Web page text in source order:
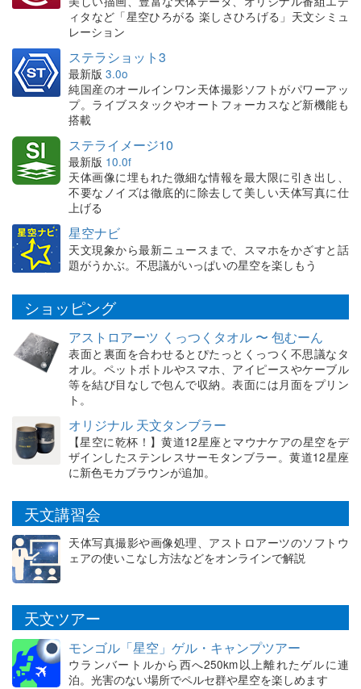
ィタなど「星空ひろがる 楽しさひろげる」天文シミュ
レーション
ステラショット3
最新版 3.0o
純国産のオールインワン天体撮影ソフトがパワーアッ
プ。ライブスタックやオートフォーカスなど新機能も
搭載
ステライメージ10
最新版 10.0f
天体画像に埋もれた微細な情報を最大限に引き出し、
不要なノイズは徹底的に除去して美しい天体写真に仕
上げる
星空ナビ
天文現象から最新ニュースまで、スマホをかざすと話
題がうかぶ。不思議がいっぱいの星空を楽しもう
ショッピング
アストロアーツ くっつくタオル 〜 包むーん
表面と裏面を合わせるとぴたっとくっつく不思議なタ
オル。ペットボトルやスマホ、アイピースやケーブル
等を結び目なしで包んで収納。表面には月面をプリン
ト。
オリジナル 天文タンブラー
【星空に乾杯！】黄道12星座とマウナケアの星空をデ
ザインしたステンレスサーモタンブラー。黄道12星座
に新色モカブラウンが追加。
天文講習会
天体写真撮影や画像処理、アストロアーツのソフトウ
ェアの使いこなし方法などをオンラインで解説
天文ツアー
モンゴル「星空」ゲル・キャンプツアー
ウランバートルから西へ250km以上離れたゲルに連
泊。光害のない場所でペルセ群や星空を楽しめます